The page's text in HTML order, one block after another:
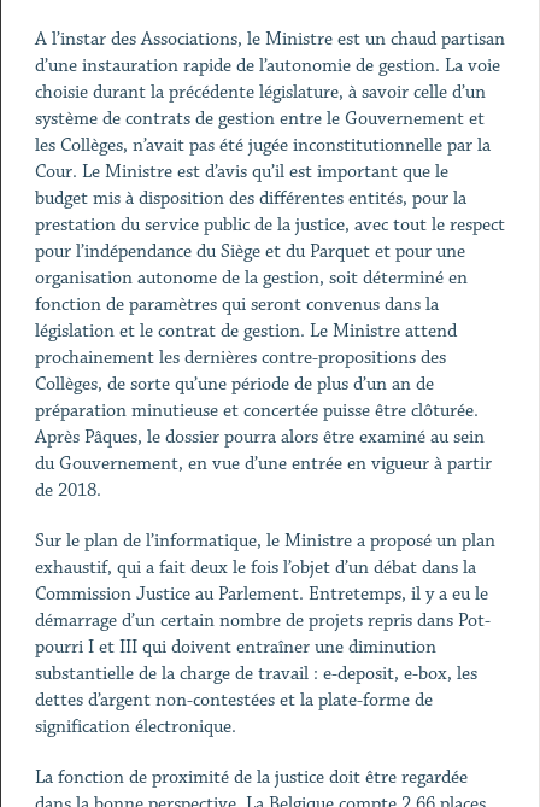
A l’instar des Associations, le Ministre est un chaud partisan
d’une instauration rapide de l’autonomie de gestion. La voie
choisie durant la précédente législature, à savoir celle d’un
système de contrats de gestion entre le Gouvernement et
les Collèges, n’avait pas été jugée inconstitutionnelle par la
Cour. Le Ministre est d’avis qu’il est important que le
budget mis à disposition des différentes entités, pour la
prestation du service public de la justice, avec tout le respect
pour l’indépendance du Siège et du Parquet et pour une
organisation autonome de la gestion, soit déterminé en
fonction de paramètres qui seront convenus dans la
législation et le contrat de gestion. Le Ministre attend
prochainement les dernières contre-propositions des
Collèges, de sorte qu’une période de plus d’un an de
préparation minutieuse et concertée puisse être clôturée.
Après Pâques, le dossier pourra alors être examiné au sein
du Gouvernement, en vue d’une entrée en vigueur à partir
de 2018.
Sur le plan de l’informatique, le Ministre a proposé un plan
exhaustif, qui a fait deux le fois l’objet d’un débat dans la
Commission Justice au Parlement. Entretemps, il y a eu le
démarrage d’un certain nombre de projets repris dans Pot-
pourri I et III qui doivent entraîner une diminution
substantielle de la charge de travail : e-deposit, e-box, les
dettes d’argent non-contestées et la plate-forme de
signification électronique.
La fonction de proximité de la justice doit être regardée